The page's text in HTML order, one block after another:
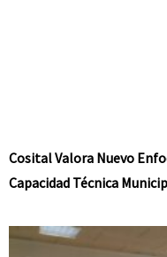
Cosital Valora Nuevo
Capacidad Técnica